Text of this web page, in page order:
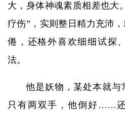
大，身体神魂素质相差也大
疗伤”，实则整日精力充沛
倦，还格外喜欢细细试探
法。
他是妖物，某处本就与
只有两双手，他倒好……